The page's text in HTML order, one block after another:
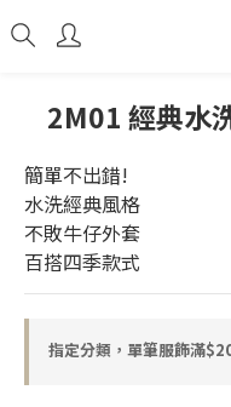
2M01 經典水
簡單不出錯!
水洗經典風格
不敗牛仔外套
百搭四季款式
指定分類，單筆服飾滿